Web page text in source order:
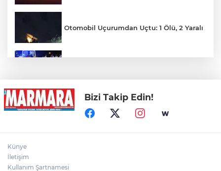
Otomobil Uçurumdan Uçtu: 1 Ölü, 2 Yaralı
İlginç Kavga Kameralara Yansıdı
Bizi Takip Edin!
Künye
İletişim
Kullanım Şartnamesi